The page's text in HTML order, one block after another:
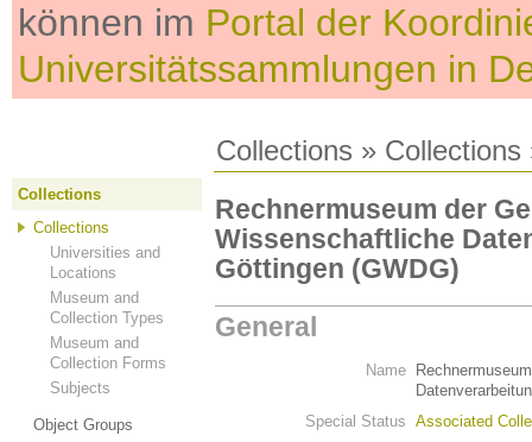
können im Portal der
Universitätssammlungen in
Collections » Collections
Collections
Collections
Universities and
Locations
Museum and
Collection Types
Museum and
Collection Forms
Subjects
Object Groups
Rechnermuseum der
Wissenschaftliche
Göttingen (GWDG)
General
Name
Special Status Associated